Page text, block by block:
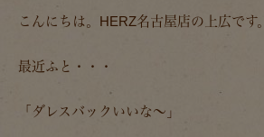
こんにちは。HERZ名古屋店の上広です。
最近ふと・・・
「ダレスバックいいな～」